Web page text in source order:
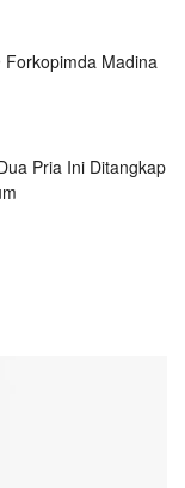
Madina
Pria Ini Ditangkap